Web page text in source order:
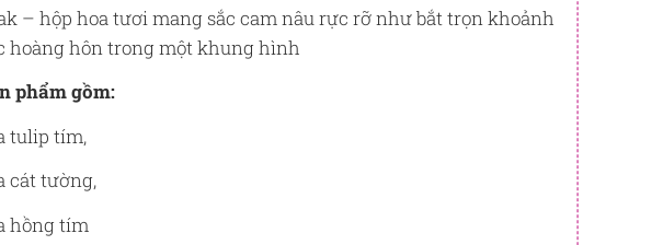
ứng với quyền lợi hạng
BẠCH KIM
có giá trị dùng để trừ trực tiếp vào đơn hàng hoặc đổi quà tặng ưu đãi tại
– hộp hoa tươi mang sắc cam nâu rực rỡ như bắt trọn khoảnh
hoàng hôn trong một khung hình
phẩm gồm:
tulip tím,
cát tường,
hồng tím